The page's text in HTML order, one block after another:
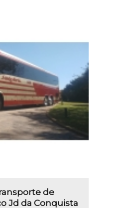
de
Jd da Conquista